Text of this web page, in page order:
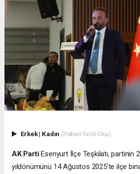
Erkek| Kadın (Haberi Sesli Oku)
AK PartiEsenyurt İlçe Teşkilatı, partinin
yıldönümünü 14 Ağustos 2025’te ilçe